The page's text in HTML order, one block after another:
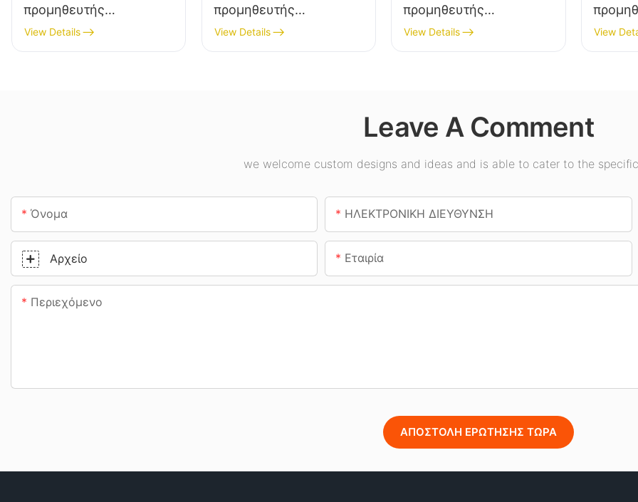
προμηθευτής
φωτιστικών LED
υψηλής ποιότητας για
View Details
προμηθευτής
φωτιστικών LED
υψηλής ευκρίνειας για
View Details
προμηθευτής
φωτιστικών LED
υψηλής ευκρίνειας για
εφαρμογές εσωτερικού
View Details View
Leave A Comment
we welcome custom designs and ideas and is able to cater to the specific
Όνομα ΗΛΕΚΤΡΟΝΙΚΗ ΔΙΕΥΘΥΝΣΗ
Αρχείο Εταιρία
Περιεχόμενο
ΑΠΟΣΤΟΛΉ ΕΡΏΤΗΣΗΣ ΤΏΡΑ